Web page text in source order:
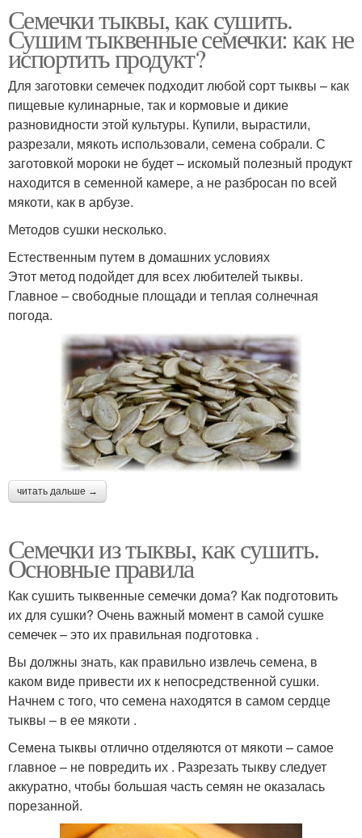
Семечки тыквы, как сушить.
Сушим тыквенные семечки: как не
испортить продукт?
Для заготовки семечек подходит любой сорт тыквы – как
пищевые кулинарные, так и кормовые и дикие
разновидности этой культуры. Купили, вырастили,
разрезали, мякоть использовали, семена собрали. С
заготовкой мороки не будет – искомый полезный продукт
находится в семенной камере, а не разбросан по всей
мякоти, как в арбузе.
Методов сушки несколько.
Естественным путем в домашних условиях
Этот метод подойдет для всех любителей тыквы.
Главное – свободные площади и теплая солнечная
погода.
читать дальше →
Семечки из тыквы, как сушить.
Основные правила
Как сушить тыквенные семечки дома? Как подготовить
их для сушки? Очень важный момент в самой сушке
семечек – это их правильная подготовка .
Вы должны знать, как правильно извлечь семена, в
каком виде привести их к непосредственной сушки.
Начнем с того, что семена находятся в самом сердце
тыквы – в ее мякоти .
Семена тыквы отлично отделяются от мякоти – самое
главное – не повредить их . Разрезать тыкву следует
аккуратно, чтобы большая часть семян не оказалась
порезанной.